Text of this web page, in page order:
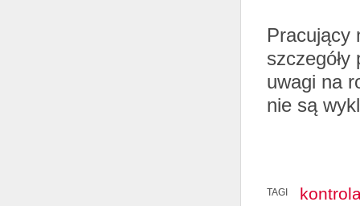
Pracujący
szczegóły
uwagi na
nie są
TAGI